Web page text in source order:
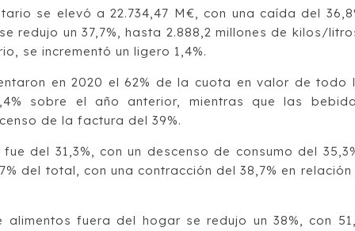
se elevó a 22.734,47 M€, con una caída del
redujo un 37,7%, hasta 2.888,2 millones de kilos/
se incrementó un ligero 1,4%.
en 2020 el 62% de la cuota en valor de todo
sobre el año anterior, mientras que las
de la factura del 39%.
del 31,3%, con un descenso de consumo del
del total, con una contracción del 38,7% en relación
alimentos fuera del hogar se redujo un 38%, con